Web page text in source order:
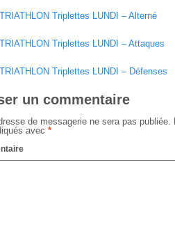
Triplettes LUNDI – Alterné
Triplettes LUNDI – Attaques
Triplettes LUNDI – Défenses
un commentaire
de messagerie ne sera pas publiée.
avec *